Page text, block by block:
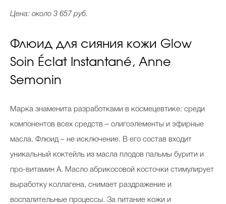
Цена: около 3 657 руб.
Флюид для сияния кожи Glow
Soin Éclat Instantané, Anne
Semonin
Марка знаменита разработками в космецевтике: среди
компонентов всех средств – олигоэлементы и эфирные
масла. Флюид – не исключение. В его состав входит
уникальный коктейль из масла плодов пальмы бурити и
про-витамин А. Масло абрикосовой косточки стимулирует
выработку коллагена, снимает раздражение и
воспалительные процессы. За питание кожи и